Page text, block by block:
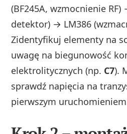
(BF245A, wzmocnienie RF)
detektor) → LM386
Zidentyfikuj elementy na
uwagę na biegunowość
elektrolitycznych (np. C7).
sprawdź napięcia na
pierwszym